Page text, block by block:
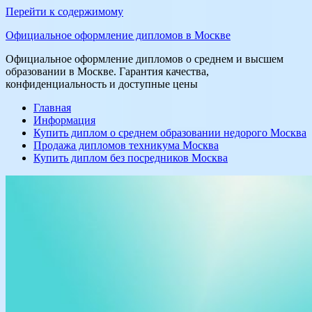
Перейти к содержимому
Официальное оформление дипломов в Москве
Официальное оформление дипломов о среднем и высшем
образовании в Москве. Гарантия качества,
конфиденциальность и доступные цены
Главная
Информация
Купить диплом о среднем образовании недорого Москва
Продажа дипломов техникума Москва
Купить диплом без посредников Москва